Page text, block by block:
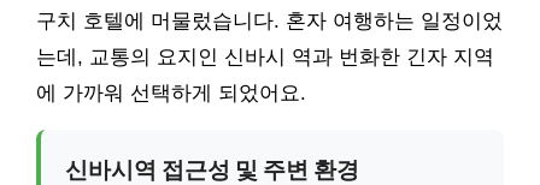
구치 호텔에 머물렀습니다. 혼자 여행하는 일정이었
는데, 교통의 요지인 신바시 역과 번화한 긴자 지역
에 가까워 선택하게 되었어요.
신바시역 접근성 및 주변 환경